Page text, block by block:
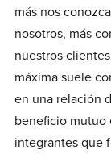
más nos
nosotros, más
nuestros
máxima suele
en una relación
beneficio mutuo
integrantes que